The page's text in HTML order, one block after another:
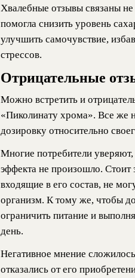
Хвалебные отзывы связаны
помогла снизить уровень
улучшить самочувствие,
стрессов.
Отрицательные
Можно встретить и
«Пиколинату хрома». Все же
дозировку относительно
Многие потребители
эффекта не произошло. Стоит
входящие в его состав, не
организм. К тому же, чтобы
ограничить питание и
день.
Негативное мнение
отказались от его